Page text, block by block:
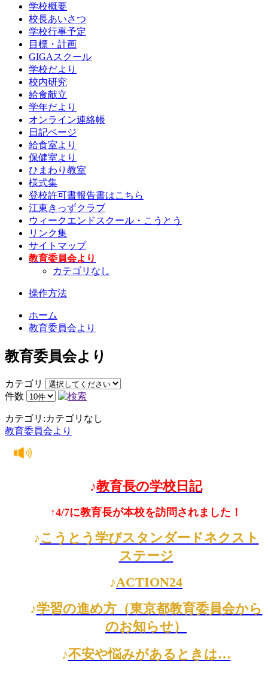
学校概要
校長あいさつ
学校行事予定
目標・計画
GIGAスクール
学校だより
校内研究
給食献立
学年だより
オンライン連絡帳
日記ページ
給食室より
保健室より
ひまわり教室
様式集
登校許可書報告書はこちら
江東きっずクラブ
ウィークエンドスクール・こうとう
リンク集
サイトマップ
教育委員会より
カテゴリなし
操作方法
ホーム
教育委員会より
教育委員会より
カテゴリ
件数
カテゴリ:カテゴリなし
教育委員会より
♪教育長の学校日記
↑4/7に教育長が本校を訪問されました！
♪こうとう学びスタンダードネクスト
ステージ
♪ACTION24
♪学習の進め方（東京都教育委員会から
のお知らせ）
♪不安や悩みがあるときは…